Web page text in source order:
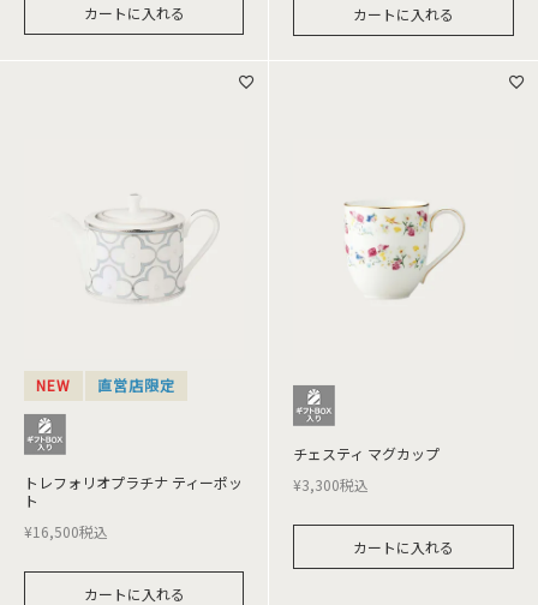
カートに入れる カートに入れる
NEW 直営店限定
トレフォリオプラチナ ティーポッ
ト
¥16,500税込
カートに入れる
チェスティ マグカップ
¥3,300税込
カートに入れる